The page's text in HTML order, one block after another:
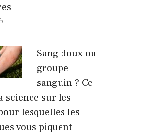
Sang doux ou
groupe
sanguin ? Ce
science sur les
lesquelles les
vous piquent